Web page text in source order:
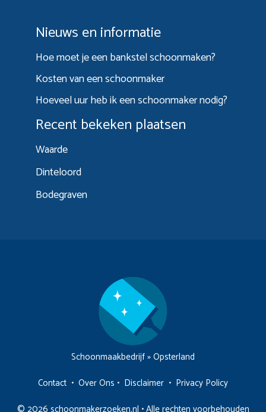
Nieuws en informatie
Hoe moet je een bankstel schoonmaken?
Kosten van een schoonmaker
Hoeveel uur heb ik een schoonmaker nodig?
Recent bekeken plaatsen
Waarde
Dinteloord
Bodegraven
Schoonmaakbedrijf»Opsterland
Contact • Over Ons • Disclaimer • Privacy Policy